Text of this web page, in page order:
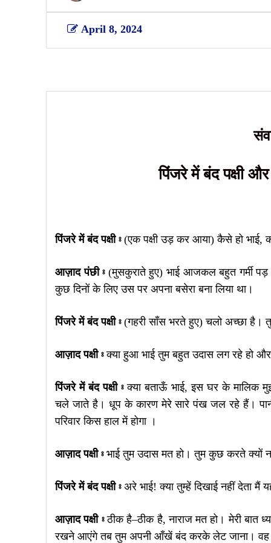
April 8, 2024
पिंजरे में बंद पक्षी
पिंजरे में बंद पक्षी ⦂(एक पक्षी उड़ कर आया) कैसे हो भाई,
आज़ाद पंछी ⦂(मुसकुराते हुए) भाई आजकल बहुत गर्मी पड़
कुछ दिनों के लिए उस पर अपना बसेरा बना लिया था।
पिंजरे में बंद पक्षी ⦂(गहरी साँस भरते हुए) चलो अच्छा है।
आज़ाद पक्षी ⦂क्या हुआ भाई तुम बहुत उदास लग रहे हो और
पिंजरे में बंद पक्षी ⦂क्या बताऊँ भाई, इस घर के मालिक
चले जाते है। धूप के कारण मेरे सारे पंख जल रहे हैं। पानी
परिवार किस हाल में होगा ।
आज़ाद पक्षी ⦂भाई तुम उदास मत हो। तुम कुछ करते क्यों
पिंजरे में बंद पक्षी ⦂अरे भाई! क्या तुम्हें दिखाई नहीं देता
आज़ाद पक्षी ⦂ठीक है–ठीक है, नाराज मत हो। मेरी बात
रखने आएंगे तब तुम अपनी आँखें बंद करके लेट जाना। वह